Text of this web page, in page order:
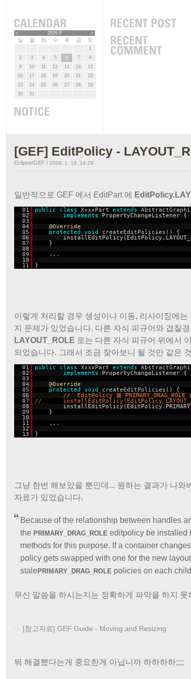
2026.8
일 월 화 수 목 금 토
1
2
3 4 5 6 7
8
9
10 11 12 13 14
15
16
17 18 19 20 21
22
23
24 25 26 27 28
29
30
31
[GEF] EditPolicy -
Eclipse/GEF / 2009. 1. 18. 14:29
일반적으로 GEF 에서 EditPart 에
01 public class XxxxPartextends
02
implements
PropertyChangeListener {
03
04
@Override
05
protected void
createEditPolicies() {
06
07
}
08
09
...
10
11
}
이렇게 처리할 경우 생성이나 이동, 리사이징에
지 문제가 있었습니다. 다른 자식 피규어와 겹칠
LAYOUT_ROLE 로는 다른 자식 피규어 위에서
되었습니다. 그래서 조금 찾아보니 될 것만 같은
01 public class XxxxPartextends
02
implements
PropertyChangeListener {
03
04
@Override
05
protected void
createEditPolicies() {
06
// EditPolicy 를 PRIMARY_DRAG_ROLE
07
//
08
09
}
10
11
...
12
13
}
그냥 한번 해보았을 뿐인데... 원하는 결과가 나
자료가 있었습니다.
Because of the relationship between handles
the PRIMARY_DRAG_ROLE editpolicy be installed
methods for this purpose. If a container
policy gets swapped with one for the new
stalePRIMARY_DRAG_ROLE policies on each
무신 말씀을 하시는지는 정확하게 파악을 하지
[참고자료] GEF Guide - Moving and Resizing
뭐 해결했다는게 중요한게 아닙니까 하하하하;;;;